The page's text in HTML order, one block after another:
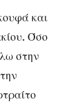
και
Όσο
στην